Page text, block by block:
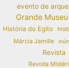
evento de
Grande
História do Egito
Márcia Jamille
Revista
Revista